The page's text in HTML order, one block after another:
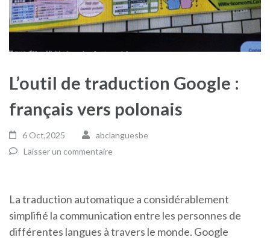
L’outil de traduction Google :
français vers polonais
6 Oct,2025
abclanguesbe
Laisser un commentaire
La traduction automatique a considérablement
simplifié la communication entre les personnes de
différentes langues à travers le monde. Google